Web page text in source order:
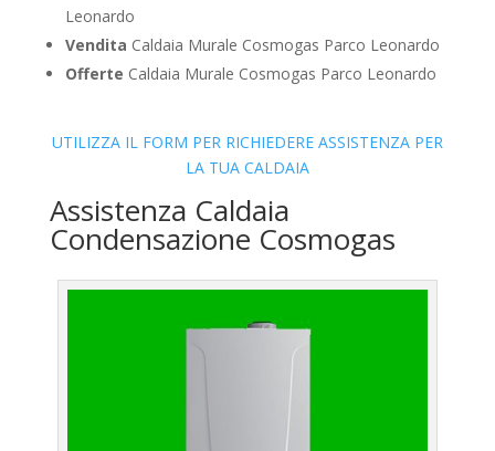
Leonardo
Vendita Caldaia Murale Cosmogas Parco Leonardo
Offerte Caldaia Murale Cosmogas Parco Leonardo
UTILIZZA IL FORM PER RICHIEDERE ASSISTENZA PER
LA TUA CALDAIA
Assistenza Caldaia
Condensazione Cosmogas